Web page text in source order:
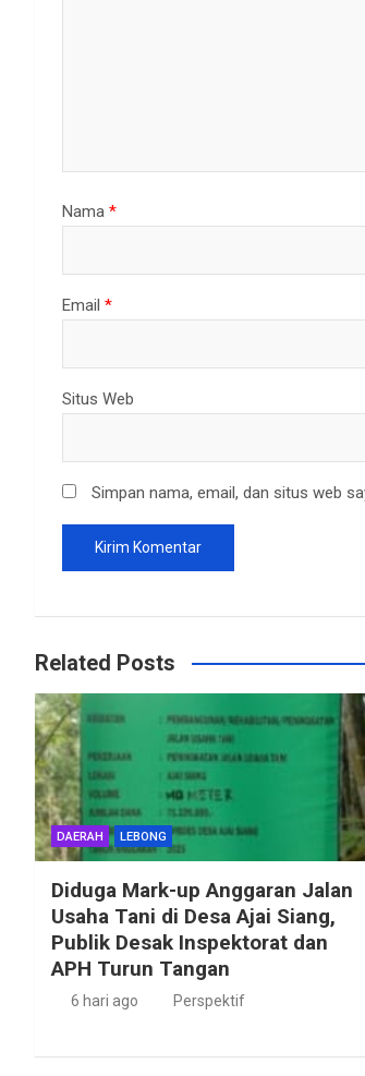
Nama *
Email *
Situs Web
Simpan nama, email, dan situs web
Related Posts
DAERAH LEBONG
Diduga Mark-up Anggaran Jalan
Usaha Tani di Desa Ajai Siang,
Publik Desak Inspektorat dan
APH Turun Tangan
6 hari ago Perspektif